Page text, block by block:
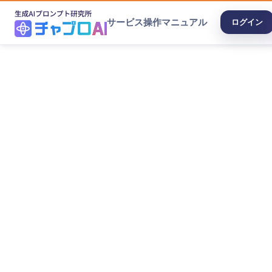
サービス操作マニュアル ログイン